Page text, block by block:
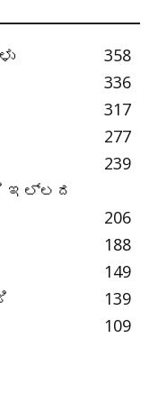
358
336
317
277
239
ಇಲ್ಲದ
206
188
149
139
109